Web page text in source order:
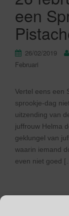
een
26/02/2019
Februari
Vertel eens een
sprookje-dag
uitzending van
juffrouw Helma
geklungel van
waarin iemand
even niet goed